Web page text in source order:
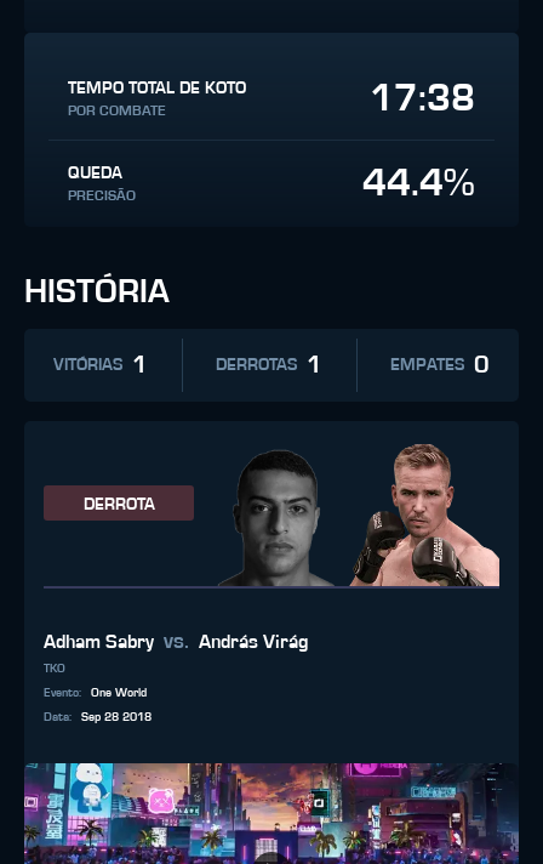
TEMPO TOTAL DE KOTO
POR COMBATE 17:38
QUEDA
PRECISÃO 44.4%
HISTÓRIA
VITÓRIAS 1 DERROTAS 1 EMPATES 0
DERROTA
Adham Sabry vs. András Virág
TKO
Evento:
One World
Data: Sep 28 2018